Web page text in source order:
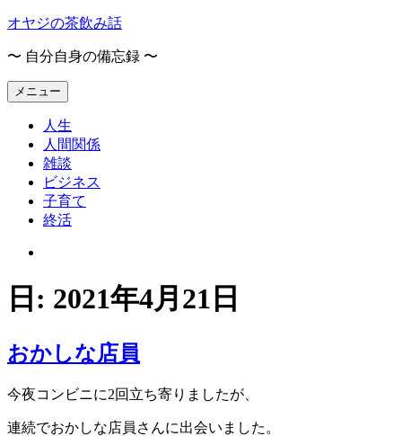
コ
テ
ン
ツ
オヤジの茶飲み話
〜 自分自身の備忘録 〜
メニュー
人生
人間関係
雑談
ビジネス
子育て
終活
ジ
の
飲
み
日: 2021年4月21日
おかしな店員
今夜コンビニに2回立ち寄りましたが、
連続でおかしな店員さんに出会いました。